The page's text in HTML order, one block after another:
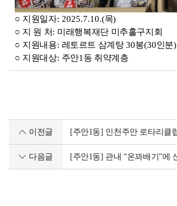
○ 지원일자: 2025.7.10.(목)
○ 지 원 처: 미래행복재단 미추홀구지회
○ 지원내용: 레토르트 삼계탕30봉(30인분)
○ 지원대상: 주안1 동 취약계층
이전글
다음글